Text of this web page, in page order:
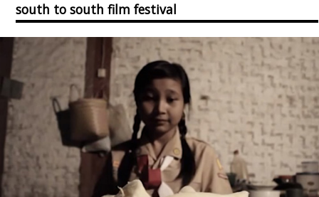
south to south film festival